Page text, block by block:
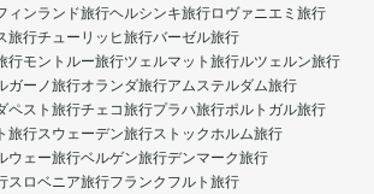
ィンランド旅行ヘルシンキ旅行ロヴァニエミ旅行
旅行チューリッヒ旅行バーゼル旅行
行モントルー旅行ツェルマット旅行ルツェルン旅行
ガーノ旅行オランダ旅行アムステルダム旅行
ペスト旅行チェコ旅行プラハ旅行ポルトガル旅行
旅行スウェーデン旅行ストックホルム旅行
ウェー旅行ベルゲン旅行デンマーク旅行
スロベニア旅行フランクフルト旅行